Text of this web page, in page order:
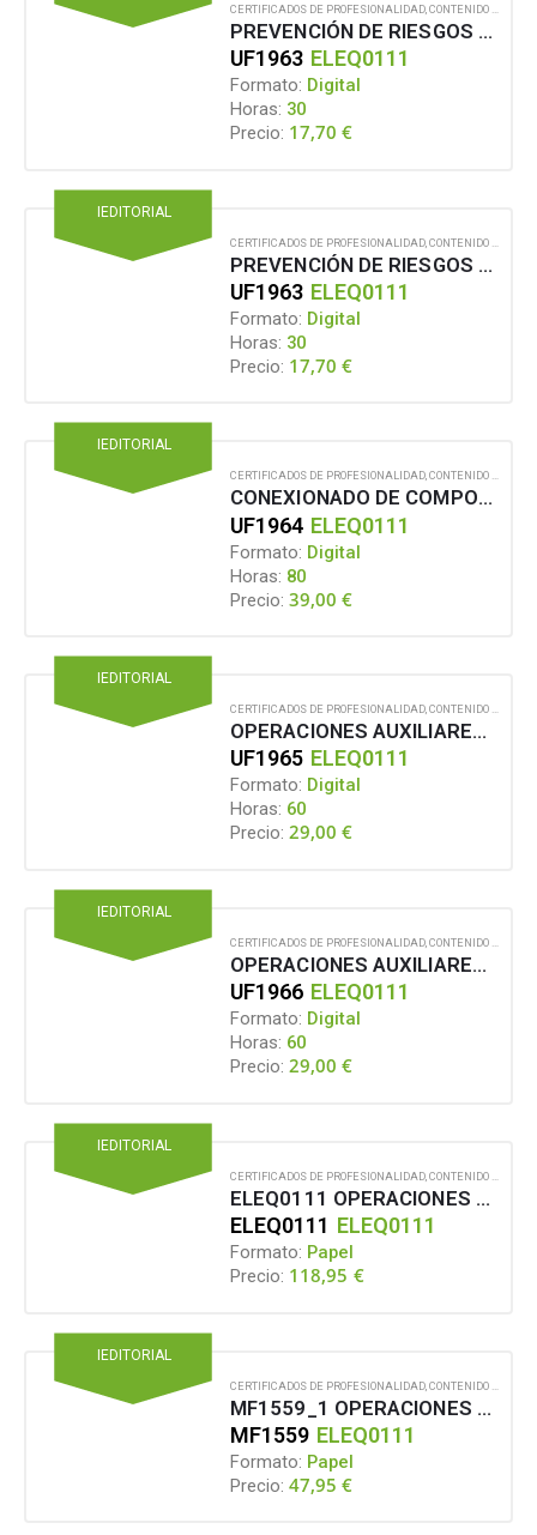
CERTIFICADOS DE PROFESIONALIDAD CONTENIDO EN FORMATO DIGITAL
PREVENCIÓN DE RIESGOS LABORALES Y MEDIOAMBIENTALES EN LAS OPERACIONES AUXILIARES DE MONTAJE Y MANTENIMIENTO DE EQUIPOS ELÉCTRICOS Y ELECTRÓNICOS
UF1963 ELEQ0111
Formato: Digital
Horas: 30
Precio: 17,70€
IEDITORIAL
CERTIFICADOS DE PROFESIONALIDAD CONTENIDO EN FORMATO DIGITAL
PREVENCIÓN DE RIESGOS LABORALES Y MEDIOAMBIENTALES EN LAS OPERACIONES AUXILIARES DE MONTAJE Y MANTENIMIENTO DE EQUIPOS ELÉCTRICOS Y ELECTRÓNICOS
UF1963 ELEQ0111
Formato: Digital
Horas: 30
Precio: 17,70€
IEDITORIAL
CERTIFICADOS DE PROFESIONALIDAD,CONTENIDO EN FORMATO DIGITAL
CONEXIONADO DE COMPONENTES EN EQUIPOS ELÉCTRICOS Y ELECTRÓNICOS
UF1964 ELEQ0111
Formato: Digital
Horas: 80
Precio: 39,00€
IEDITORIAL
CERTIFICADOS DE PROFESIONALIDAD,CONTENIDO EN FORMATO DIGITAL
OPERACIONES AUXILIARES EN EL MANTENIMIENTO DE EQUIPOS ELÉCTRICOS
UF1965 ELEQ0111
Formato: Digital
Horas: 60
Precio: 29,00€
IEDITORIAL
CERTIFICADOS DE PROFESIONALIDAD CONTENIDO EN FORMATO DIGITAL
OPERACIONES AUXILIARES EN EL MANTENIMIENTO DE EQUIPOS ELECTRÓNICOS
UF1966 ELEQ0111
Formato: Digital
Horas: 60
Precio: 29,00€
IEDITORIAL
CERTIFICADOS DE PROFESIONALIDAD CONTENIDO EN FORMATO PAPEL
ELEQ0111 OPERACIONES AUXILIARES DE MONTAJE Y MANTENIMIENTO DE EQUIPOS ELÉCTRICOS Y ELECTRÓNICOS
ELEQ0111 ELEQ0111
Formato: Papel
Precio: 118,95 €
IEDITORIAL
CERTIFICADOS DE PROFESIONALIDAD CONTENIDO EN FORMATO PAPEL
MF1559_1 OPERACIONES DE ENSAMBLADO EN EL MONTAJE DE EQUIPOS ELÉCTRICOS Y ELECTRÓNICOS
MF1559 ELEQ0111
Formato: Papel
Precio: 47,95€